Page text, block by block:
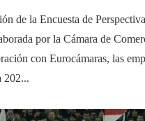
de la Encuesta de
por la Cámara de
con Eurocámaras, las
202...